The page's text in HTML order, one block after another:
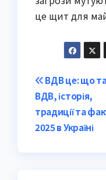
це щит для
Post
ВДВ це: що
ВДВ, історія,
традиції та
2025 в Україні